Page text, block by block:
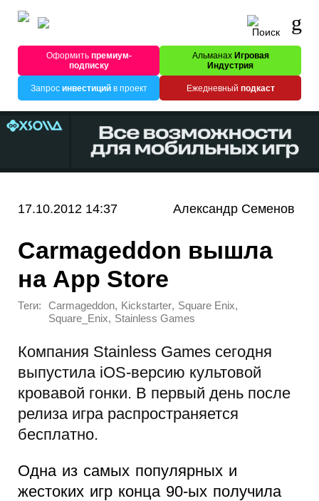
Оформитьпремиум-
подписку
Альманах Игровая
Индустрия
Запрос инвестицийв проект Ежедневный подкаст
17.10.2012 14:37 Александр Семенов
Carmageddon вышла
на App Store
Теги: Carmageddon, Kickstarter, Square Enix,
Square_Enix, Stainless Games
Компания Stainless Games сегодня
выпустила iOS-версию культовой
кровавой гонки. В первый день после
релиза игра распространяется
бесплатно.
Одна из самых популярных и
жестоких игр конца 90-ых получила